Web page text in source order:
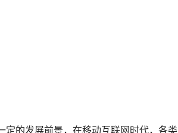
定的发展前景，在移动互联网时代，各